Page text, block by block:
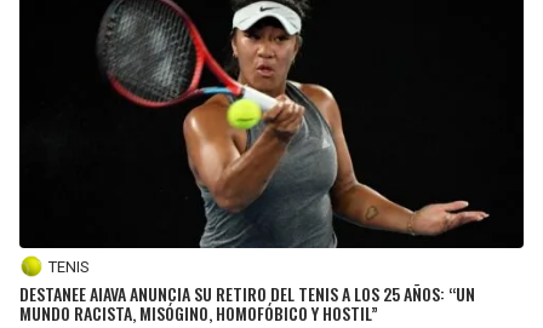
TENIS
DESTANEE AIAVA ANUNCIA SU RETIRO DEL TENIS A LOS 25 AÑOS: “UN
MUNDO RACISTA, MISÓGINO, HOMOFÓBICO Y HOSTIL”